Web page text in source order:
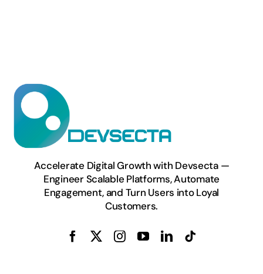
Accelerate Digital Growth with Devsecta —
Engineer Scalable Platforms, Automate
Engagement, and Turn Users into Loyal
Customers.